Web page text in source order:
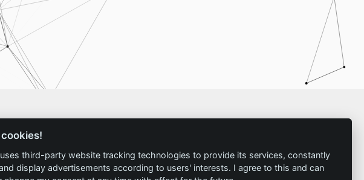
third-party website tracking technologies to provide its services, constantly
display advertisements according to users' interests. I agree to this and can
Service
Standorte
Impressum
Kontakt